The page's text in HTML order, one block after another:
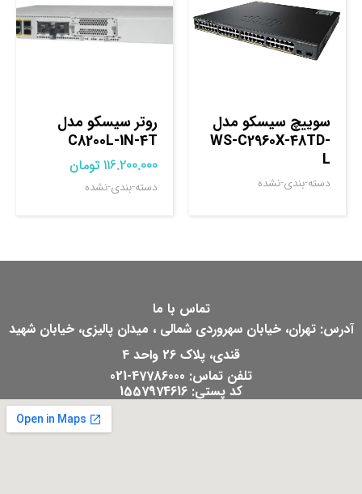
سوييچ سيسکو مدل
WS-C2960X-48TD-
L
دسته-بندی-نشده
روتر سيسکو مدل
C8200L-1N-4T
116.200.000 تومان
دسته-بندی-نشده
تماس با ما
آدرس: تهران، خیابان سهروردی شمالی ، میدان پالیزی، خیابان شهید
قندی، پلاک 26 واحد 4
تلفن تماس: 47786000-021
کد پستی: 1557974616